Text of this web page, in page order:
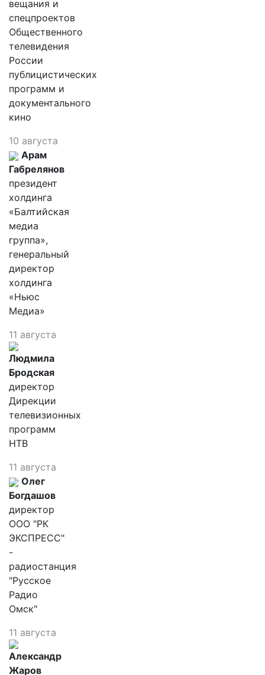
вещания и
спецпроектов
Общественного
телевидения
России
публицистических
программ и
документального
кино
10 августа
Арам
Габрелянов
президент
холдинга
«Балтийская
медиа
группа»,
генеральный
директор
холдинга
«Ньюс
Медиа»
11 августа
Людмила
Бродская
директор
Дирекции
телевизионных
программ
НТВ
11 августа
Олег
Богдашов
директор
ООО "РК
ЭКСПРЕСС"
-
радиостанция
"Русское
Радио
Омск"
11 августа
Александр
Жаров